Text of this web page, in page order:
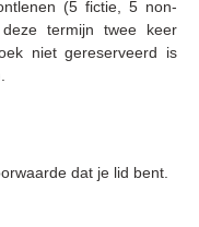
(5 fictie, 5 non-
termijn twee keer
niet gereserveerd is
dat je lid bent.